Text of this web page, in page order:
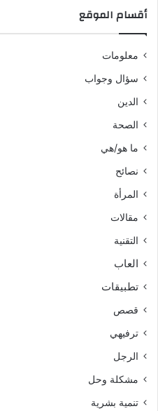
أقسام الموقع
معلومات
سؤال وجواب
الدين
الصحة
ما هو/هي
نصائح
المرأة
مقالات
التقنية
العاب
تطبيقات
قصص
ترفيهي
الرجل
مشكلة وحل
تنمية بشرية